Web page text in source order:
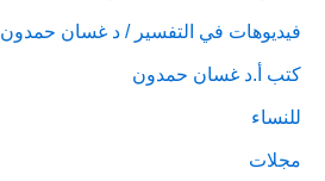
فيديوهات في التفسير / د غسان حمدون
كتب أ.د غسان حمدون
للنساء
مجلات